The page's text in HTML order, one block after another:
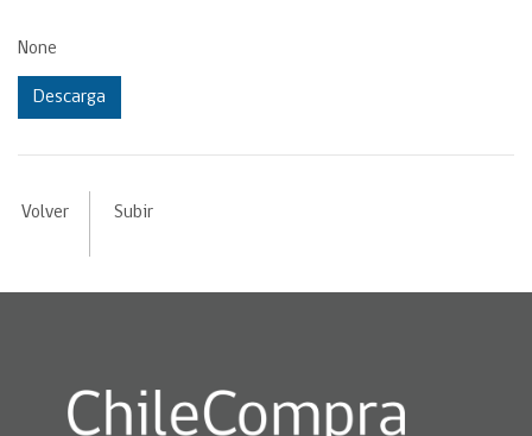
None
Descarga
Volver Subir